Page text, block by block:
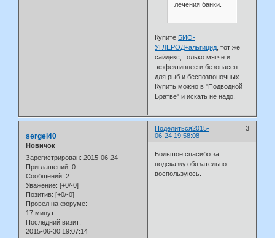
лечения банки.
Купите БИО-
УГЛЕРОД+альгицид, тот же
сайдекс, только мягче и
эффективнее и безопасен
для рыб и беспозвоночных.
Купить можно в "Подводной
Братве" и искать не надо.
Поделиться 3
2015-
06-24 19:58:08
sergei40
Новичок
Зарегистрирован: 2015-06-24
Приглашений: 0
Сообщений: 2
Уважение: [+0/-0]
Позитив: [+0/-0]
Провел на форуме:
17 минут
Последний визит:
2015-06-30 19:07:14
Большое спасибо за
подсказку.обязательно
воспользуюсь.